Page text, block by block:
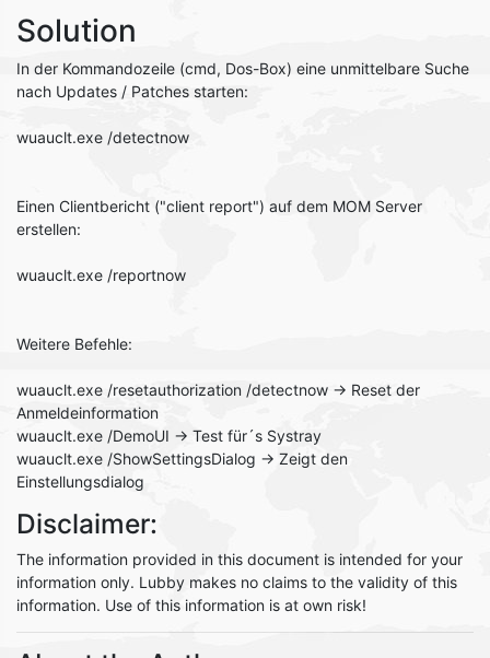
Solution
In der Kommandozeile (cmd, Dos-Box) eine unmittelbare Suche
nach Updates / Patches starten:
wuauclt.exe /detectnow
Einen Clientbericht ("client report") auf dem MOM Server
erstellen:
wuauclt.exe /reportnow
Weitere Befehle:
wuauclt.exe /resetauthorization /detectnow -> Reset der
Anmeldeinformation
wuauclt.exe /DemoUI -> Test für´s Systray
wuauclt.exe /ShowSettingsDialog -> Zeigt den
Einstellungsdialog
Disclaimer:
The information provided in this document is intended for your
information only. Lubby makes no claims to the validity of this
information. Use of this information is at own risk!